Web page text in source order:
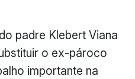
padre Klebert Viana
o ex-pároco
importante na